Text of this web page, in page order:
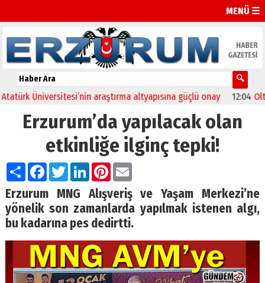
MENÜ ☰
Üniversitesi’nin araştırma altyapısına güçlü onay 12:04
Erzurum’da yapılacak olan
etkinliğe ilginç tepki!
PaylaşFacebook
TwitterLinkedIn
Pinterest
Email
Erzurum MNG Alışveriş ve Yaşam Merkezi’ne
yönelik son zamanlarda yapılmak istenen algı,
bu kadarına pes dedirtti.